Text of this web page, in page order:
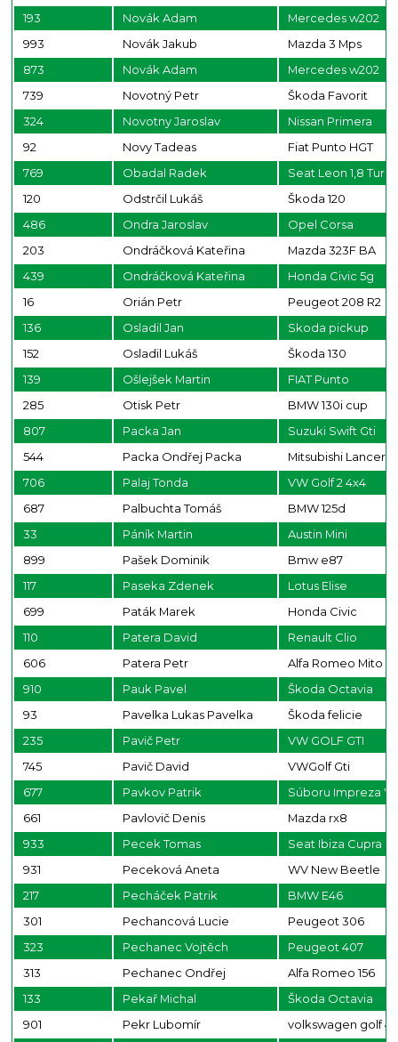
193
Novák Adam
Mercedes w202
993
Novák Jakub
Mazda 3 Mps
873
Novák Adam
Mercedes w202
739
Novotný Petr
Škoda Favorit
324
Novotny Jaroslav
Nissan Primera
92
Novy Tadeas
Fiat Punto HGT
769
Obadal Radek
Seat Leon 1,8
120
Odstrčil Lukáš
Škoda 120
486
Ondra Jaroslav
Opel Corsa
203
Ondráčková Kateřina
Mazda 323F BA
439
Ondráčková Kateřina
Honda Civic 5g
16
Orián Petr
Peugeot 208 R2
136
Osladil Jan
Skoda pickup
152
Osladil Lukáš
Škoda 130
139
Ošlejšek Martin
FIAT Punto
285
Otisk Petr
BMW 130i cup
807
Packa Jan
Suzuki Swift Gti
544
Packa Ondřej Packa
Mitsubishi Lancer
706
Palaj Tonda
VW Golf 2 4x4
687
Palbuchta Tomáš
BMW 125d
33
Páník Martin
Austin Mini
899
Pašek Dominik
Bmw e87
117
Paseka Zdenek
Lotus Elise
699
Paták Marek
Honda Civic
110
Patera David
Renault Clio
606
Patera Petr
Alfa Romeo Mito
910
Pauk Pavel
Škoda Octavia
93
Pavelka Lukas Pavelka
Škoda felicie
235
Pavič Petr
VW GOLF GTI
745
Pavič David
VWGolf Gti
677
Pavkov Patrik
Súboru Impreza
661
Pavlovič Denis
Mazda rx8
933
Pecek Tomas
Seat Ibiza Cupra
931
Peceková Aneta
WV New Beetle
217
Pecháček Patrik
BMW E46
301
Pechancová Lucie
Peugeot 306
323
Pechanec Vojtěch
Peugeot 407
313
Pechanec Ondřej
Alfa Romeo 156
133
Pekař Michal
Škoda Octavia
901
Pekr Lubomír
volkswagen golf 4